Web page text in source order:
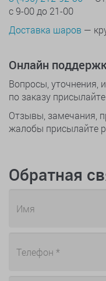
с 9-00 до 21-00
Доставка шаров —
Онлайн
Вопросы, уточнения,
по заказу
Отзывы, замечания,
жалобы присылайте
Обратная